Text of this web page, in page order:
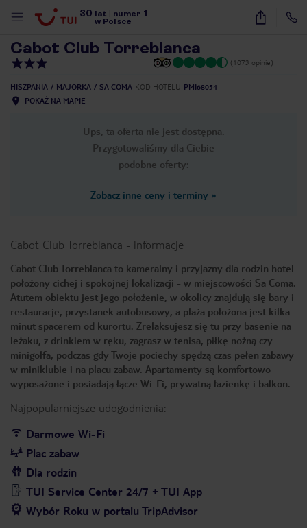
30 lat numer 1
w Polsce
15
Cabot Club Torreblanca
(1073 opinie)
HISZPANIA MAJORKA SA COMA KOD HOTELU PMI68054
POKAŻ NA MAPIE
Ups, ta oferta nie jest dostępna.
Przygotowaliśmy dla Ciebie
podobne oferty:
Zobacz inne ceny i terminy »
Cabot Club Torreblanca - informacje
Cabot Club Torreblanca to kameralny i przyjazny dla rodzin hotel
położony cichej i spokojnej lokalizacji - w miejscowości Sa Coma.
Atutem obiektu jest jego położenie, w okolicy znajdują się bary i
restauracje, przystanek autobusowy, a plaża położona jest kilka
minut spacerem od kurortu. Zrelaksujesz się tu przy basenie na
leżaku, z drinkiem w ręku, zagrasz w tenisa, piłkę nożną czy
minigolfa, podczas gdy Twoje pociechy spędzą czas pełen zabawy
w miniklubie i na placu zabaw. Apartamenty są komfortowo
wyposażone i posiadają łącze Wi-Fi, prywatną łazienkę i balkon.
Najpopularniejsze udogodnienia:
Darmowe Wi-Fi
Plac zabaw
Dla rodzin
TUI Service Center 24/7 + TUI App
Wybór Roku w portalu TripAdvisor